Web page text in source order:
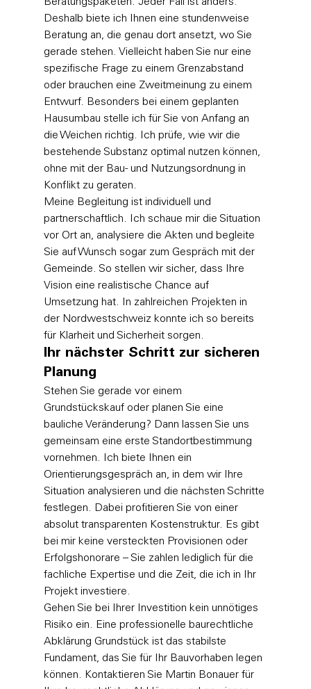
Deshalb biete ich Ihnen eine stundenweise
Beratung an, die genau dort ansetzt, wo Sie
gerade stehen. Vielleicht haben Sie nur eine
spezifische Frage zu einem Grenzabstand
oder brauchen eine Zweitmeinung zu einem
Entwurf. Besonders bei einem geplanten
Hausumbau stelle ich für Sie von Anfang an
die Weichen richtig. Ich prüfe, wie wir die
bestehende Substanz optimal nutzen können,
ohne mit der Bau- und Nutzungsordnung in
Konflikt zu geraten.
Meine Begleitung ist individuell und
partnerschaftlich. Ich schaue mir die Situation
vor Ort an, analysiere die Akten und begleite
Sie auf Wunsch sogar zum Gespräch mit der
Gemeinde. So stellen wir sicher, dass Ihre
Vision eine realistische Chance auf
Umsetzung hat. In zahlreichen Projekten in
der Nordwestschweiz konnte ich so bereits
für Klarheit und Sicherheit sorgen.
Ihr nächster Schritt zur sicheren
Planung
Stehen Sie gerade vor einem
Grundstückskauf oder planen Sie eine
bauliche Veränderung? Dann lassen Sie uns
gemeinsam eine erste Standortbestimmung
vornehmen. Ich biete Ihnen ein
Orientierungsgespräch an, in dem wir Ihre
Situation analysieren und die nächsten Schritte
festlegen. Dabei profitieren Sie von einer
absolut transparenten Kostenstruktur. Es gibt
bei mir keine versteckten Provisionen oder
Erfolgshonorare – Sie zahlen lediglich für die
fachliche Expertise und die Zeit, die ich in Ihr
Projekt investiere.
Gehen Sie bei Ihrer Investition kein unnötiges
Risiko ein. Eine professionelle baurechtliche
Abklärung Grundstück ist das stabilste
Fundament, das Sie für Ihr Bauvorhaben legen
können. Kontaktieren Sie Martin Bonauer für